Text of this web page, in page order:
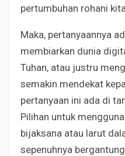
pertumbuhan rohani
Maka, pertanyaannya
membiarkan dunia
Tuhan, atau justru
semakin mendekat
pertanyaan ini ada di
Pilihan untuk
bijaksana atau larut
sepenuhnya